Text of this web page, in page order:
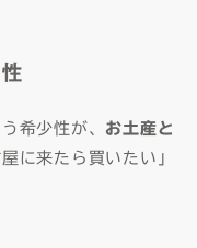
希少性が、お土産と
に来たら買いたい」